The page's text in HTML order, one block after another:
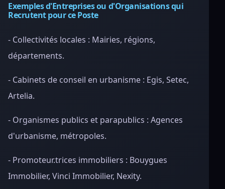
Exemples d'Entreprises ou d'Organisations qui
Recrutent pour ce Poste
- Collectivités locales : Mairies, régions,
départements.
- Cabinets de conseil en urbanisme : Egis, Setec,
Artelia.
- Organismes publics et parapublics : Agences
d'urbanisme, métropoles.
- Promoteur.trices immobiliers : Bouygues
Immobilier, Vinci Immobilier, Nexity.